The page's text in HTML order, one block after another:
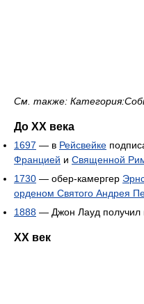
См. также:
До XX века
1697 — в Рейсвейке
Францией и Священной
1730 — обер-камергер
орденом Святого Андрея
1888 — Джон Лауд получил
XX век